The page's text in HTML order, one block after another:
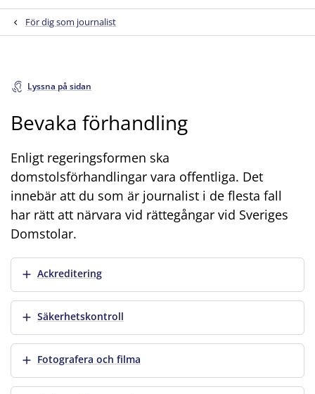
För dig som journalist
Lyssna på sidan
Bevaka förhandling
Enligt regeringsformen ska
domstolsförhandlingar vara offentliga. Det
innebär att du som är journalist i de flesta fall
har rätt att närvara vid rättegångar vid Sveriges
Domstolar.
Visa merAckreditering
Visa merSäkerhetskontroll
Visa merFotografera och filma